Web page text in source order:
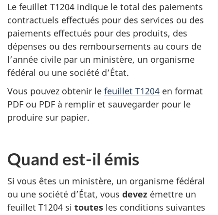
Le feuillet T1204 indique le total des paiements
contractuels effectués pour des services ou des
paiements effectués pour des produits, des
dépenses ou des remboursements au cours de
l’année civile par un ministère, un organisme
fédéral ou une société d’État.
Vous pouvez obtenir le feuillet T1204 en format
PDF ou PDF à remplir et sauvegarder pour le
produire sur papier.
Quand est-il émis
Si vous êtes un ministère, un organisme fédéral
ou une société d’État, vous devez émettre un
feuillet T1204 si toutes les conditions suivantes